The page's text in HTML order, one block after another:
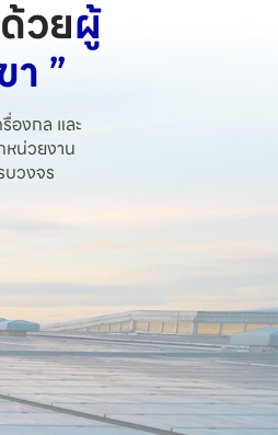
วยผู้
”
องกล และ
หน่วยงาน
บวงจร